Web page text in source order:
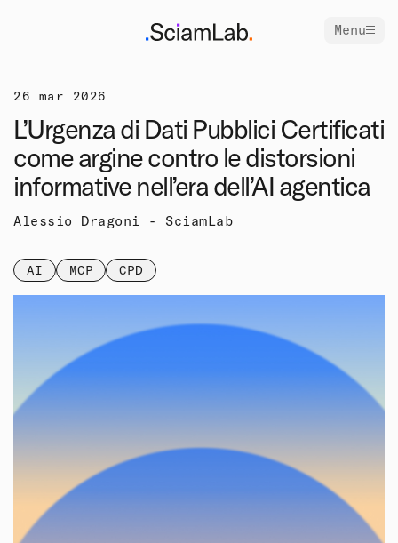
Menu
26 mar 2026
L’Urgenza di Dati Pubblici Certificati
come argine contro le distorsioni
informative nell’era dell’AI agentica
Alessio Dragoni - SciamLab
AI MCP CPD